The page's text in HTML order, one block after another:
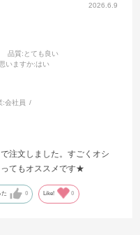
2026.6.9
品質:とても良い
いますか:はい
:会社員
注文しました。すごくオシ
てもオススメです★
た 0 Like! 0